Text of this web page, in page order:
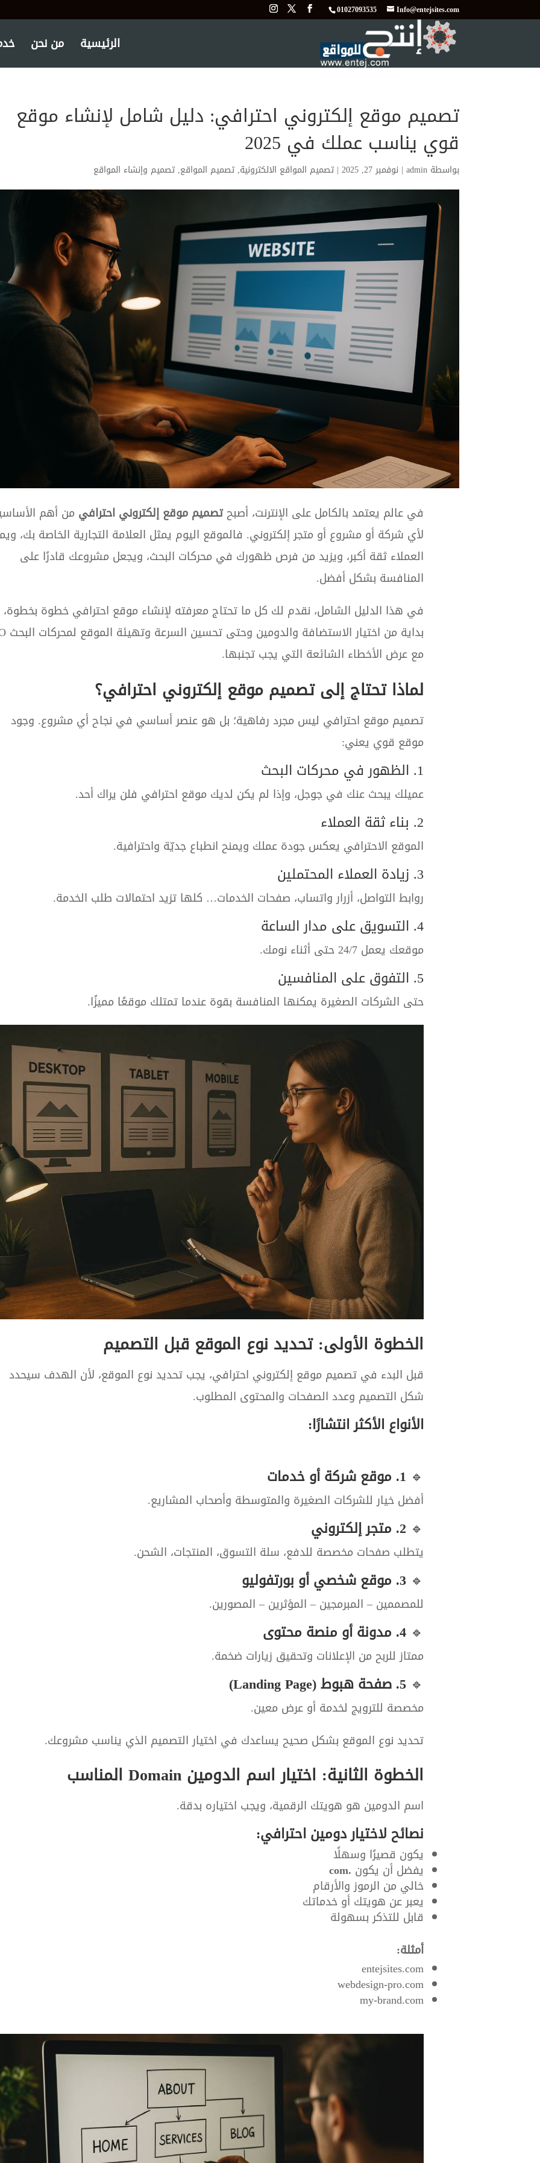
01027093535 Info@entejsites.com
الرئيسية من نحن
تصميم موقع إلكتروني احترافي: دليل شامل لإنشاء موقع
قوي يناسب عملك في 2025
بواسطةadmin
| نوفمبر 27, 2025 |تصميم المواقع الالكترونية,تصميم المواقع,تصميم وإنشاء المواقع
في عالم يعتمد بالكامل على الإنترنت، أصبحتصميم موقع إلكتروني احترافي من أهم
لأي شركة أو مشروع أو متجر إلكتروني. فالموقع اليوم يمثل العلامة التجارية الخاصة بك،
العملاء ثقة أكبر، ويزيد من فرص ظهورك في محركات البحث، ويجعل مشروعك قادرًا على
المنافسة بشكل أفضل.
في هذا الدليل الشامل، نقدم لك كل ما تحتاج معرفته لإنشاء موقع احترافي خطوة بخطوة،
مع عرض الأخطاء الشائعة التي يجب تجنبها.
لماذا تحتاج إلى تصميم موقع إلكتروني احترافي؟
تصميم موقع احترافي ليس مجرد رفاهية؛ بل هو عنصر أساسي في نجاح أي مشروع. وجود
موقع قوي يعني:
1. الظهور في محركات البحث
عميلك يبحث عنك في جوجل، وإذا لم يكن لديك موقع احترافي فلن يراك أحد.
2. بناء ثقة العملاء
الموقع الاحترافي يعكس جودة عملك ويمنح انطباع جديّة واحترافية.
3. زيادة العملاء المحتملين
روابط التواصل، أزرار واتساب، صفحات الخدمات… كلها تزيد احتمالات طلب الخدمة.
4. التسويق على مدار الساعة
موقعك يعمل 24/7 حتى أثناء نومك.
5. التفوق على المنافسين
حتى الشركات الصغيرة يمكنها المنافسة بقوة عندما تمتلك موقعًا مميزًا.
الخطوة الأولى: تحديد نوع الموقع قبل التصميم
قبل البدء في تصميم موقع إلكتروني احترافي، يجب تحديد نوع الموقع، لأن الهدف سيحدد
شكل التصميم وعدد الصفحات والمحتوى المطلوب.
الأنواع الأكثر انتشارًا:
🔹 1. موقع شركة أو خدمات
أفضل خيار للشركات الصغيرة والمتوسطة وأصحاب المشاريع.
🔹 2. متجر إلكتروني
يتطلب صفحات مخصصة للدفع، سلة التسوق، المنتجات، الشحن.
🔹3. موقع شخصي أو بورتفوليو
للمصممين – المبرمجين – المؤثرين – المصورين.
🔹4. مدونة أو منصة محتوى
ممتاز للربح من الإعلانات وتحقيق زيارات ضخمة.
🔹5. صفحة هبوط (Landing Page)
مخصصة للترويج لخدمة أو عرض معين.
تحديد نوع الموقع بشكل صحيح يساعدك في اختيار التصميم الذي يناسب مشروعك.
الخطوة الثانية: اختيار اسم الدومين Domain المناسب
اسم الدومين هو هويتك الرقمية، ويجب اختياره بدقة.
نصائح لاختيار دومين احترافي:
يكون قصيرًا وسهلًا
يفضل أن يكون .com
خالي من الرموز والأرقام
يعبر عن هويتك أو خدماتك
قابل للتذكر بسهولة
أمثلة:
entejsites.com
webdesign-pro.com
my-brand.com